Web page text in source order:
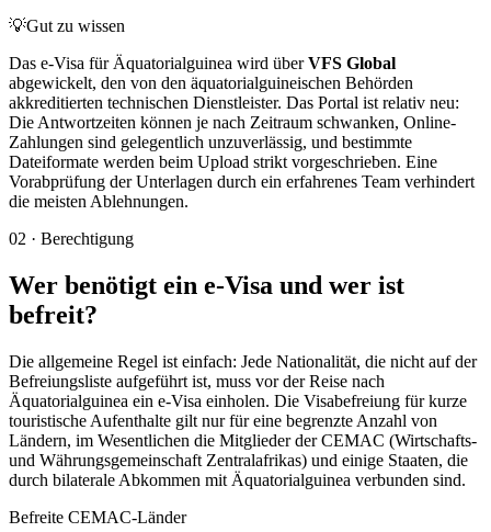
💡Gut zu wissen
Das e-Visa für Äquatorialguinea wird überVFS Global
abgewickelt, den von den äquatorialguineischen Behörden
akkreditierten technischen Dienstleister. Das Portal ist relativ neu:
Die Antwortzeiten können je nach Zeitraum schwanken, Online-
Zahlungen sind gelegentlich unzuverlässig, und bestimmte
Dateiformate werden beim Upload strikt vorgeschrieben. Eine
Vorabprüfung der Unterlagen durch ein erfahrenes Team verhindert
die meisten Ablehnungen.
02 · Berechtigung
Wer benötigt ein e-Visa und wer ist
befreit?
Die allgemeine Regel ist einfach: Jede Nationalität, die nicht auf der
Befreiungsliste aufgeführt ist, muss vor der Reise nach
Äquatorialguinea ein e-Visa einholen. Die Visabefreiung für kurze
touristische Aufenthalte gilt nur für eine begrenzte Anzahl von
Ländern, im Wesentlichen die Mitglieder der CEMAC (Wirtschafts-
und Währungsgemeinschaft Zentralafrikas) und einige Staaten, die
durch bilaterale Abkommen mit Äquatorialguinea verbunden sind.
Befreite CEMAC-Länder